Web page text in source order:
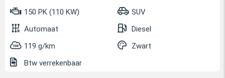
150 PK (110 KW)
SUV
Automaat
Diesel
119 g/km
Zwart
Btw verrekenbaar